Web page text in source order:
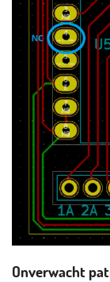
Onverwacht